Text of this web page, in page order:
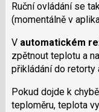
Ruční ovládání se
(momentálně v
V automatickém
zpětnout teplotu a
přikládání do retorty
Pokud dojde k
teploměru, teplota